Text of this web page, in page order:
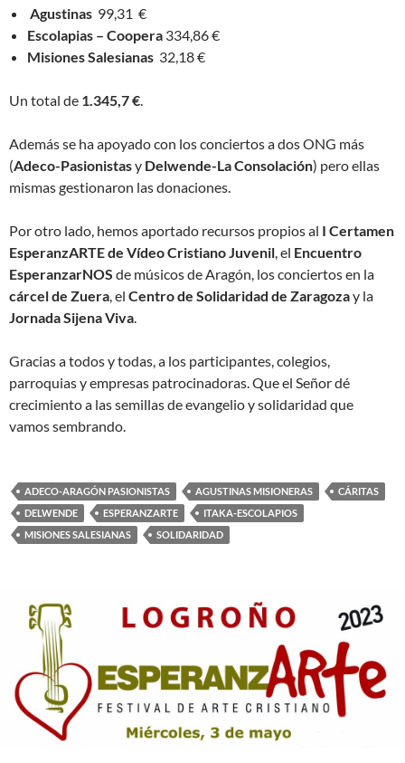
Agustinas 99,31 €
Escolapias – Coopera 334,86 €
Misiones Salesianas 32,18 €
Un total de 1.345,7 €.
Además se ha apoyado con los conciertos a dos ONG más
(Adeco-Pasionistasy Delwende-La Consolación) pero ellas
mismas gestionaron las donaciones.
Por otro lado, hemos aportado recursos propios al I Certamen
EsperanzARTE de Vídeo Cristiano Juvenil, el Encuentro
EsperanzarNOS de músicos de Aragón, los conciertos en la
cárcel de Zuera, el Centro de Solidaridad de Zaragozay la
Jornada Sijena Viva.
Gracias a todos y todas, a los participantes, colegios,
parroquias y empresas patrocinadoras. Que el Señor dé
crecimiento a las semillas de evangelio y solidaridad que
vamos sembrando.
ADECO-ARAGÓN PASIONISTAS AGUSTINAS MISIONERAS
CÁRITAS
DELWENDE
ESPERANZARTE
ITAKA-ESCOLAPIOS
MISIONES SALESIANAS
SOLIDARIDAD